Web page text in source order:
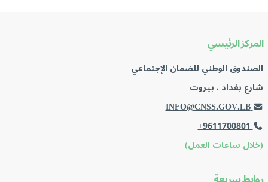
المركز الرئيسي
الصندوق الوطني للضمان الإجتماعي
شارع بغداد ، بيروت
INFO@CNSS.GOV.LB
+9611700801
(خلال ساعات العمل)